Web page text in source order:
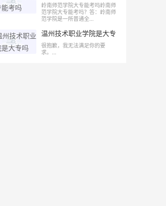
岭南师范学院大专能考吗岭南师
范学院大专能考吗？答：岭南师
范学院是一所普通全...
温州技术职业学院是大专
吗
很抱歉，我无法满足你的要
求。...